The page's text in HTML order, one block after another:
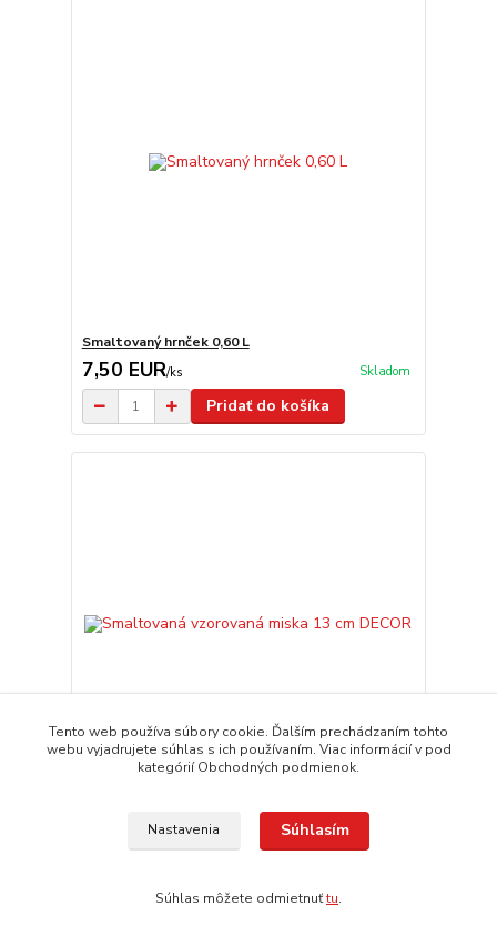
Smaltovaný hrnček 0,60 L
7,50 EUR/ks Skladom
Pridať do košíka
9,90 EUR/ks expedícia 3-5 dní
Tento web používa súbory cookie. Ďalším prechádzaním tohto
webu vyjadrujete súhlas s ich používaním. Viac informácií v pod
kategórií Obchodných podmienok.
Nastavenia Súhlasím
Súhlas môžete odmietnuťtu.